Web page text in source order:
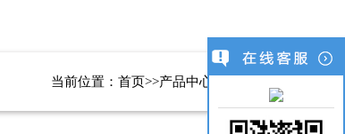
当前位置： 首页>>产品中心